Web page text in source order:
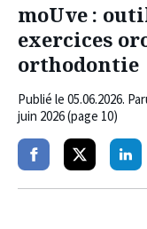
moUve :
exercices
orthodontie
Publié le 05.06.2026.
juin 2026 (page 10)
PartagerPartager